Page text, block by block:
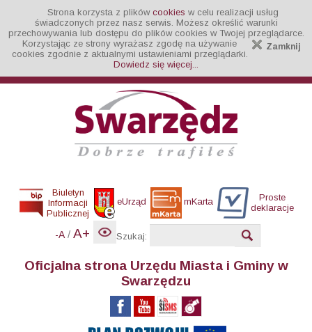
Strona korzysta z plików cookies w celu realizacji usług
świadczonych przez nasz serwis. Możesz określić warunki
przechowywania lub dostępu do plików cookies w Twojej przeglądarce.
Zamknij
Korzystając ze strony wyrażasz zgodę na używanie
cookies zgodnie z aktualnymi ustawieniami przeglądarki.
Dowiedz się więcej...
Biuletyn
Informacji
Publicznej
eUrząd mKarta
Proste
deklaracje
-A / A+ Szukaj:
Oficjalna strona Urzędu Miasta i Gminy w
Swarzędzu